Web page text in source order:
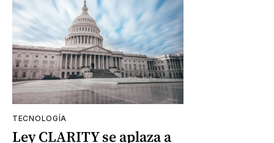
TECNOLOGÍA
Ley CLARITY se aplaza a